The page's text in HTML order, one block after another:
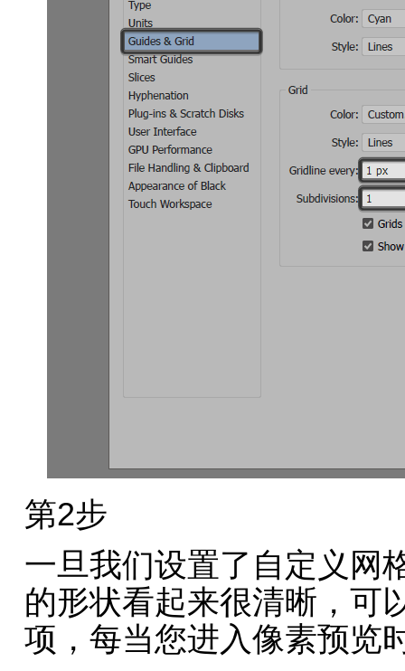
第2步
一旦我们设置了自定义网
的形状看起来很清晰，可
项，每当您进入像素预览